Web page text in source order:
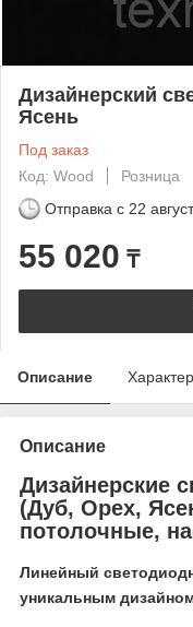
Дизайнерский
Ясень
Под заказ
Код: Wood
Розница
Отправка с 22
55 020 ₸
Описание
Описание
Дизайнерские
(Дуб, Орех,
потолочные,
Линейный
уникальным